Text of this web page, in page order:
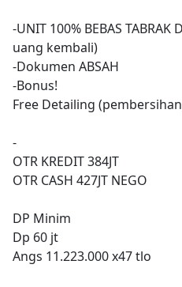
-UNIT 100% BEBAS TABRAK
uang kembali)
-Dokumen ABSAH
-Bonus!
Free Detailing
-
OTR KREDIT 384JT
OTR CASH 427JT NEGO
DP Minim
Dp 60 jt
Angs 11.223.000 x47 tlo